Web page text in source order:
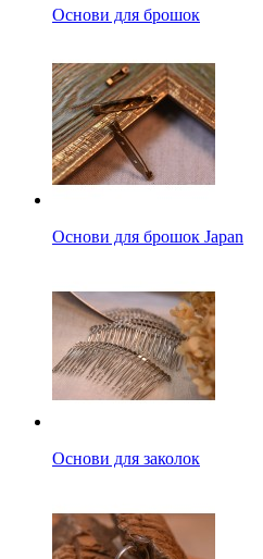
Основи для брошок
Основи для брошок Japan
Основи для заколок